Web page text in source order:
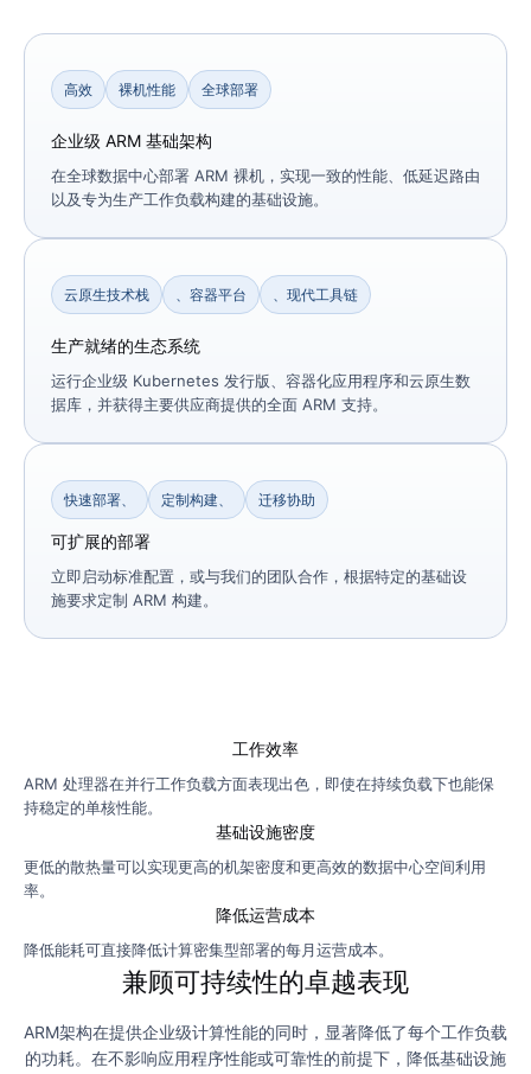
高效 裸机性能 全球部署
企业级 ARM 基础架构
在全球数据中心部署 ARM 裸机，实现一致的性能、低延迟路由
以及专为生产工作负载构建的基础设施。
云原生技术栈 、容器平台 、现代工具链
生产就绪的生态系统
运行企业级 Kubernetes 发行版、容器化应用程序和云原生数
据库，并获得主要供应商提供的全面 ARM 支持。
快速部署、 定制构建、 迁移协助
可扩展的部署
立即启动标准配置，或与我们的团队合作，根据特定的基础设
施要求定制 ARM 构建。
工作效率
ARM 处理器在并行工作负载方面表现出色，即使在持续负载下也能保
持稳定的单核性能。
基础设施密度
更低的散热量可以实现更高的机架密度和更高效的数据中心空间利用
率。
降低运营成本
降低能耗可直接降低计算密集型部署的每月运营成本。
兼顾可持续性的卓越表现
ARM架构在提供企业级计算性能的同时，显著降低了每个工作负载
的功耗。在不影响应用程序性能或可靠性的前提下，降低基础设施